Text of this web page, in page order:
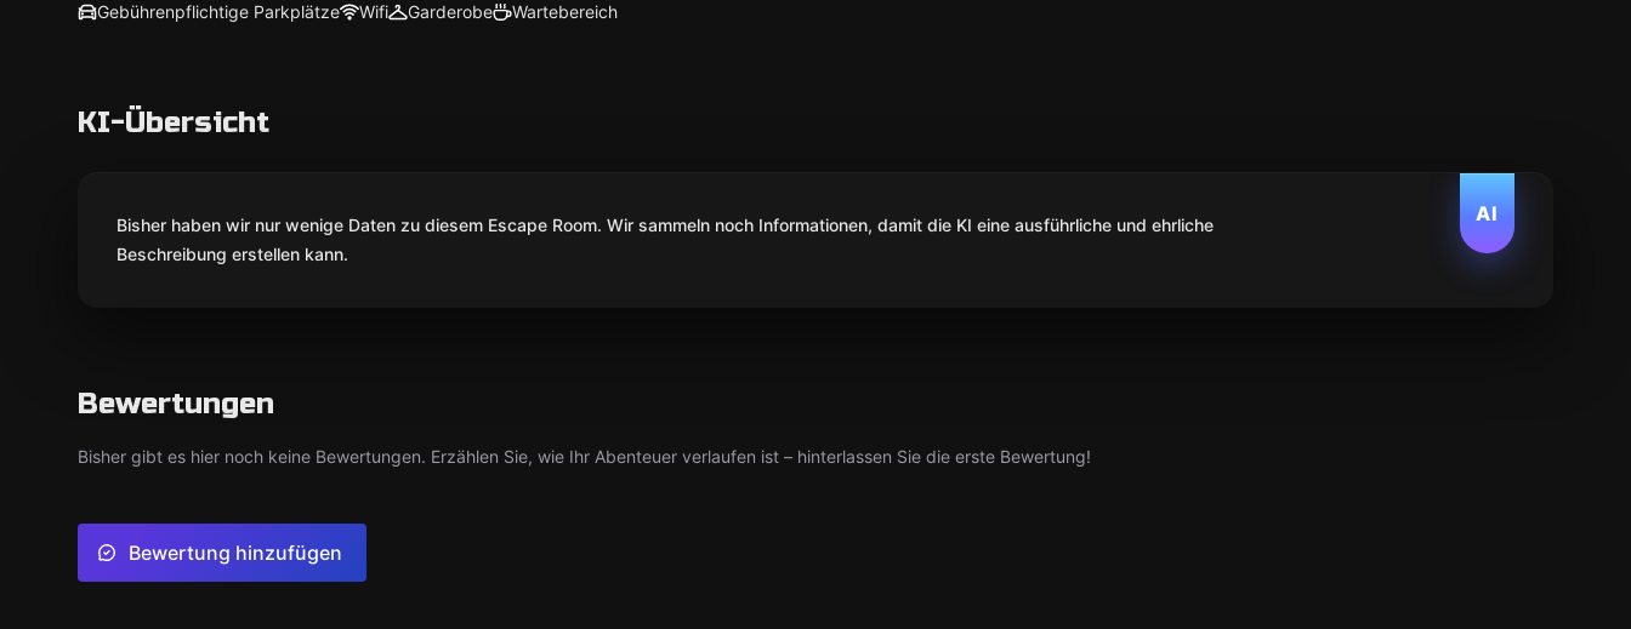
Gebührenpflichtige Parkplätze Wifi Garderobe Wartebereich
KI-Übersicht
AI
Bisher haben wir nur wenige Daten zu diesem Escape Room. Wir sammeln noch Informationen, damit die KI eine ausführliche und ehrliche
Beschreibung erstellen kann.
Bewertungen
Bisher gibt es hier noch keine Bewertungen. Erzählen Sie, wie Ihr Abenteuer verlaufen ist – hinterlassen Sie die erste Bewertung!
Bewertung hinzufügen